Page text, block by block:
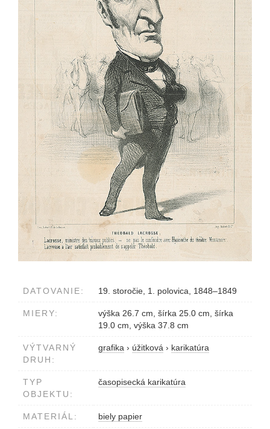
DATOVANIE: 19. storočie, 1. polovica, 1848–1849
MIERY:
výška 26.7 cm, šírka 25.0 cm, šírka
19.0 cm, výška 37.8 cm
VÝTVARNÝ
DRUH:
grafika › úžitková › karikatúra
TYP
OBJEKTU:
časopisecká karikatúra
MATERIÁL: biely papier